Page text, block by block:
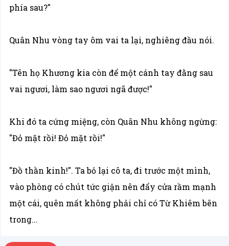
phía sau?"
Quân Nhu vòng tay ôm vai ta lại, nghiêng đầu nói.
"Tên họ Khương kia còn để một cánh tay đằng sau
vai ngươi, làm sao ngươi ngã được!"
Khi đó ta cứng miệng, còn Quân Nhu không ngừng:
"Đỏ mặt rồi! Đỏ mặt rồi!"
"Đồ thần kinh!". Ta bỏ lại cô ta, đi trước một mình,
vào phòng có chút tức giận nên đẩy cửa rầm mạnh
một cái, quên mất không phải chỉ có Từ Khiêm bên
trong...